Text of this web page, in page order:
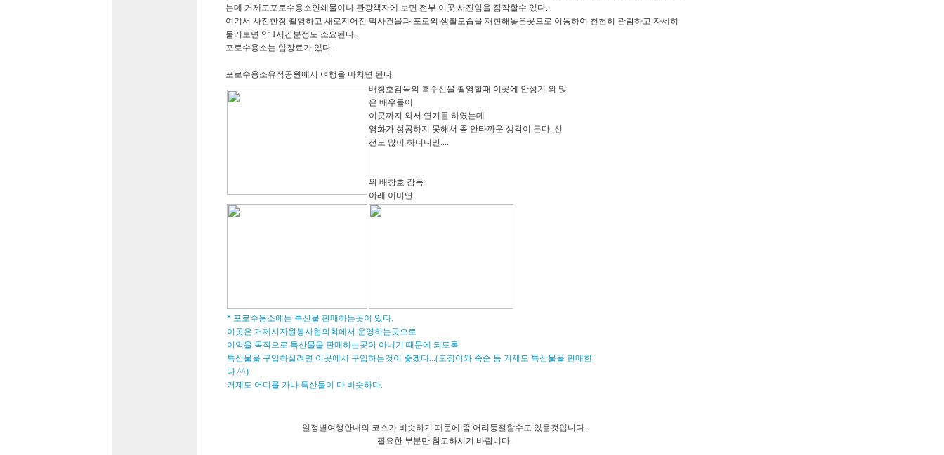
는데 거제도포로수용소인쇄물이나 관광책자에 보면 전부 이곳 사진임을 짐작할수 있다.
여기서 사진한장 촬영하고 새로지어진 막사건물과 포로의 생활모습을 재현해놓은곳으로 이동하여 천천히 관람하고 자세히
둘러보면 약 1시간분정도 소요된다.
포로수용소는 입장료가 있다.
포로수용소유적공원에서 여행을 마치면 된다.
배창호감독의 흑수선을 촬영할때 이곳에 안성기 외 많
은 배우들이
이곳까지 와서 연기를 하였는데
영화가 성공하지 못해서 좀 안타까운 생각이 든다. 선
전도 많이 하더니만....
위 배창호 감독
아래 이미연
* 포로수용소에는 특산물 판매하는곳이 있다.
이곳은 거제시자원봉사협의회에서 운영하는곳으로
이익을 목적으로 특산물을 판매하는곳이 아니기 때문에 되도록
특산물을 구입하실려면 이곳에서 구입하는것이 좋겠다...(오징어와 죽순 등 거제도 특산물을 판매한
다.^^)
거제도 어디를 가나 특산물이 다 비슷하다.
일정별여행안내의 코스가 비슷하기 때문에 좀 어리둥절할수도 있을것입니다.
필요한 부분만 참고하시기 바랍니다.